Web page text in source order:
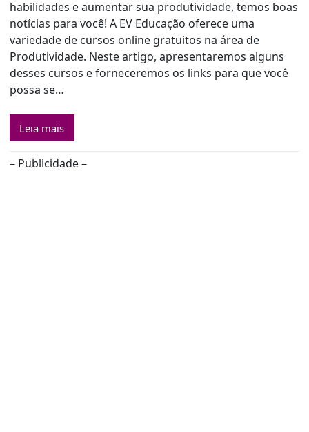
habilidades e aumentar sua produtividade, temos boas
notícias para você! A EV Educação oferece uma
variedade de cursos online gratuitos na área de
Produtividade. Neste artigo, apresentaremos alguns
desses cursos e forneceremos os links para que você
possa se…
Leia mais
– Publicidade –